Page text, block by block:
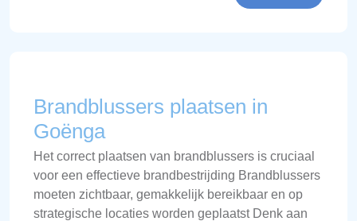
Brandblussers plaatsen in
Goënga
Het correct plaatsen van brandblussers is cruciaal
voor een effectieve brandbestrijding Brandblussers
moeten zichtbaar, gemakkelijk bereikbaar en op
strategische locaties worden geplaatst Denk aan